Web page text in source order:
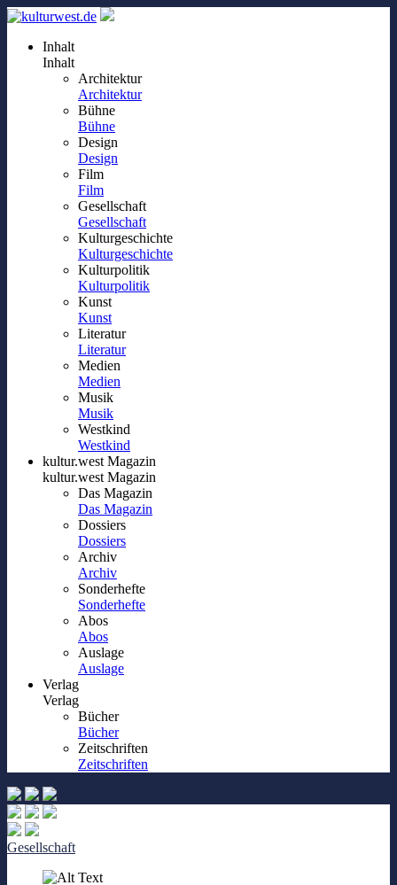
Inhalt
Inhalt
Architektur
Architektur
Bühne
Bühne
Design
Design
Film
Film
Gesellschaft
Gesellschaft
Kulturgeschichte
Kulturgeschichte
Kulturpolitik
Kulturpolitik
Kunst
Kunst
Literatur
Literatur
Medien
Medien
Musik
Musik
Westkind
Westkind
kultur.west Magazin
kultur.west Magazin
Das Magazin
Das Magazin
Dossiers
Dossiers
Archiv
Archiv
Sonderhefte
Sonderhefte
Abos
Abos
Auslage
Auslage
Verlag
Verlag
Bücher
Bücher
Zeitschriften
Zeitschriften
Gesellschaft